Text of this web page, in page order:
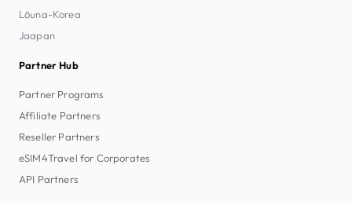
Lõuna-Korea
Jaapan
Partner Hub
Partner Programs
Affiliate Partners
Reseller Partners
eSIM4Travel for Corporates
API Partners